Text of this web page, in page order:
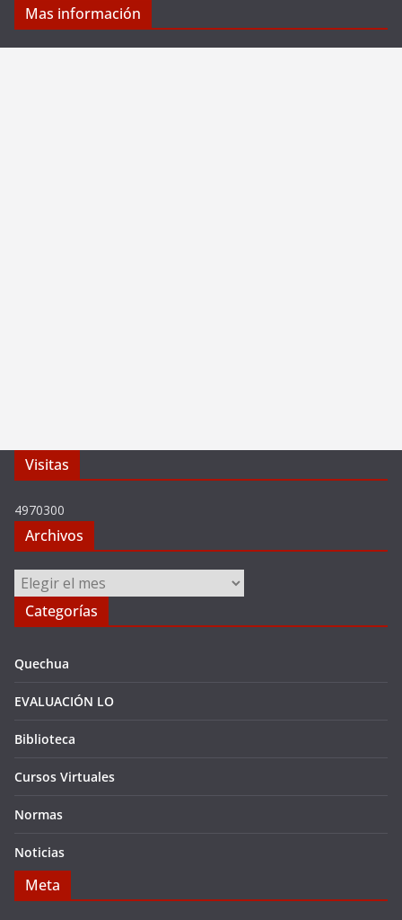
Mas información
Visitas
4970300
Archivos
Archivos
Categorías
Quechua
EVALUACIÓN LO
Biblioteca
Cursos Virtuales
Normas
Noticias
Meta